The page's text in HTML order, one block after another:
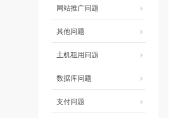
网站推广问题
其他问题
主机租用问题
数据库问题
支付问题